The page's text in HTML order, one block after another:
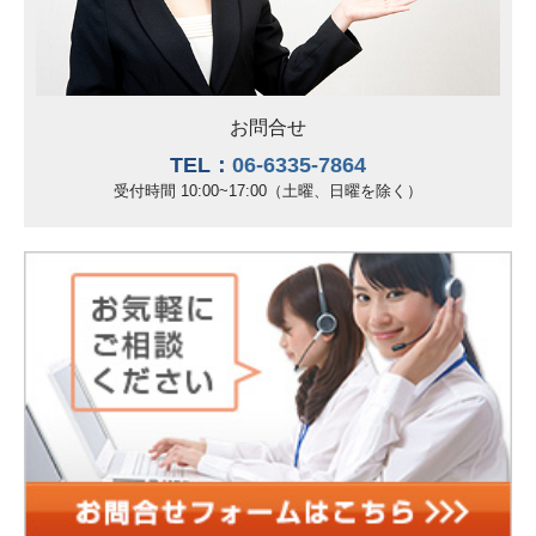
お問合せ
TEL： 06-6335-7864
受付時間 10:00~17:00（土曜、日曜を除く）